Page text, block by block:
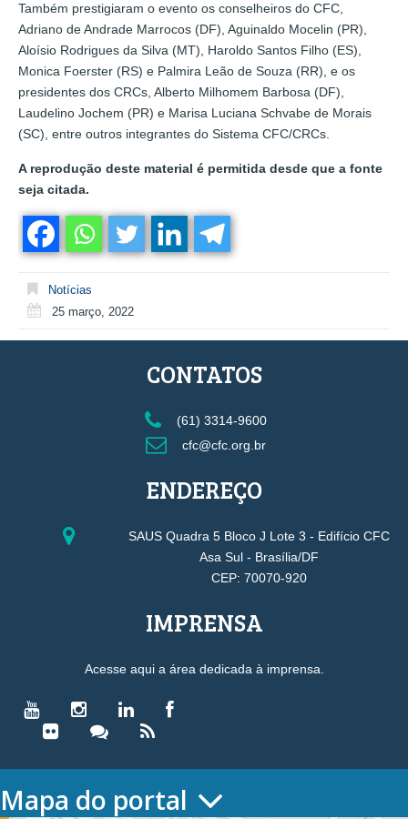
Também prestigiaram o evento os conselheiros do CFC,
Adriano de Andrade Marrocos (DF), Aguinaldo Mocelin (PR),
Aloísio Rodrigues da Silva (MT), Haroldo Santos Filho (ES),
Monica Foerster (RS) e Palmira Leão de Souza (RR), e os
presidentes dos CRCs, Alberto Milhomem Barbosa (DF),
Laudelino Jochem (PR) e Marisa Luciana Schvabe de Morais
(SC), entre outros integrantes do Sistema CFC/CRCs.
A reprodução deste material é permitida desde que a fonte
seja citada.
Notícias
25 março, 2022
CONTATOS
(61) 3314-9600
cfc@cfc.org.br
ENDEREÇO
SAUS Quadra 5 Bloco J Lote 3 - Edifício CFC
Asa Sul - Brasília/DF
CEP: 70070-920
IMPRENSA
Acesse aqui a área dedicada à imprensa.
Mapa do portal